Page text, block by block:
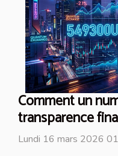
Comment un
transparence
Lundi 16 mars 2026